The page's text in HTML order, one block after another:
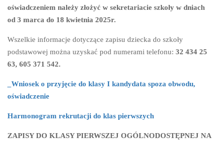
oświadczeniem należy złożyć w sekretariacie szkoły w dniach
od 3 marca do 18 kwietnia 2025r.
Wszelkie informacje dotyczące zapisu dziecka do szkoły
podstawowej można uzyskać pod numerami telefonu: 32 434 25
63, 605 371 542.
_Wniosek o przyjęcie do klasy I kandydata spoza obwodu,
oświadczenie
Harmonogram rekrutacji do klas pierwszych
ZAPISY DO KLASY PIERWSZEJ OGÓLNODOSTĘPNEJ NA